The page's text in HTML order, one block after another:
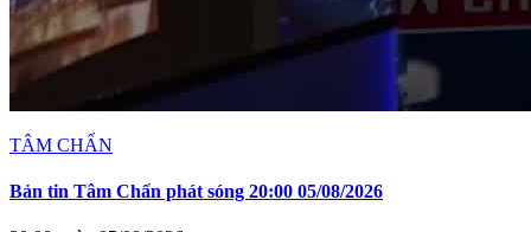
TÂM CHẤN
Bản tin Tâm Chấn phát sóng 20:00 05/08/2026